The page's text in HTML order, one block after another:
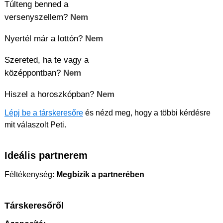
Túlteng benned a
versenyszellem? Nem
Nyertél már a lottón? Nem
Szereted, ha te vagy a
középpontban? Nem
Hiszel a horoszkópban? Nem
Lépj be a társkeresőre és nézd meg, hogy a többi kérdésre
mit válaszolt Peti.
Ideális partnerem
Féltékenység: Megbízik a partnerében
Társkeresőről